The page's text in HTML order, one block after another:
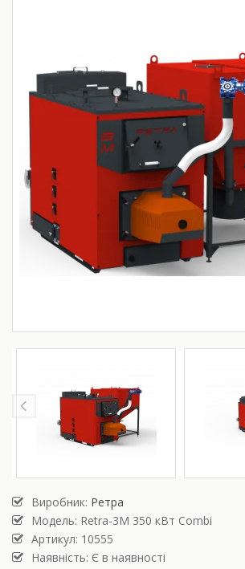
Виробник: Ретра
Модель: Retra-3М 350 кВт Combi
Артикул: 10555
Наявність: Є в наявності